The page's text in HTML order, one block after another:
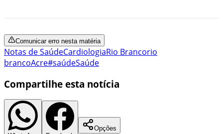
Comunicar erro nesta matéria
Notas de SaúdeCardiologiaRio Brancorio
brancoAcre#saúdeSaúde
Compartilhe esta notícia
Opções